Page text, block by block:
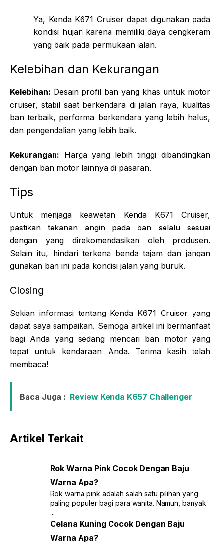
Ya, Kenda K671 Cruiser dapat digunakan pada
kondisi hujan karena memiliki daya cengkeram
yang baik pada permukaan jalan.
Kelebihan dan Kekurangan
Kelebihan: Desain profil ban yang khas untuk motor
cruiser, stabil saat berkendara di jalan raya, kualitas
ban terbaik, performa berkendara yang lebih halus,
dan pengendalian yang lebih baik.
Kekurangan: Harga yang lebih tinggi dibandingkan
dengan ban motor lainnya di pasaran.
Tips
Untuk menjaga keawetan Kenda K671 Cruiser,
pastikan tekanan angin pada ban selalu sesuai
dengan yang direkomendasikan oleh produsen.
Selain itu, hindari terkena benda tajam dan jangan
gunakan ban ini pada kondisi jalan yang buruk.
Closing
Sekian informasi tentang Kenda K671 Cruiser yang
dapat saya sampaikan. Semoga artikel ini bermanfaat
bagi Anda yang sedang mencari ban motor yang
tepat untuk kendaraan Anda. Terima kasih telah
membaca!
Baca Juga : Review Kenda K657 Challenger
Artikel Terkait
Rok Warna Pink Cocok Dengan Baju
Warna Apa?
Rok warna pink adalah salah satu pilihan yang
paling populer bagi para wanita. Namun, banyak
...
Celana Kuning Cocok Dengan Baju
Warna Apa?